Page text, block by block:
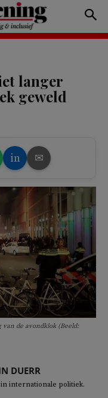
langer
geweld
in ✉
de avondklok (Beeld:
DUERR
in internationale politiek.